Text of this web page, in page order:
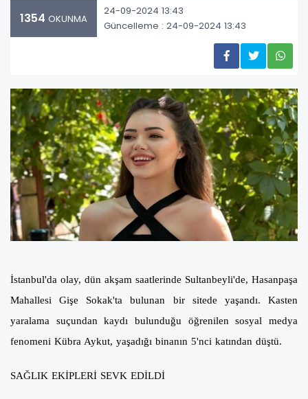
1354 OKUNMA
24-09-2024 13:43
Güncelleme : 24-09-2024 13:43
İstanbul'da olay, dün akşam saatlerinde Sultanbeyli'de, Hasanpaşa
Mahallesi Gişe Sokak'ta bulunan bir sitede yaşandı. Kasten
yaralama suçundan kaydı bulunduğu öğrenilen sosyal medya
fenomeni Kübra Aykut, yaşadığı binanın 5'nci katından düştü.
SAĞLIK EKİPLERİ SEVK EDİLDİ